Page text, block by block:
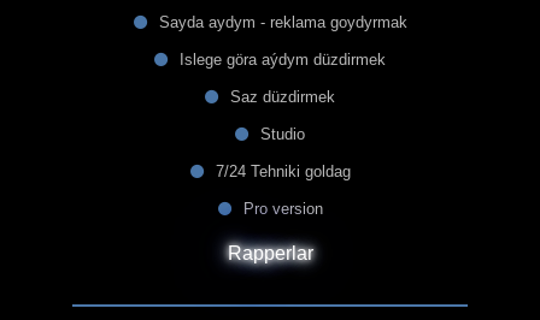
Sayda aydym - reklama goydyrmak
Islege göra aýdym düzdirmek
Saz düzdirmek
Studio
7/24 Tehniki goldag
Pro version
Rapperlar